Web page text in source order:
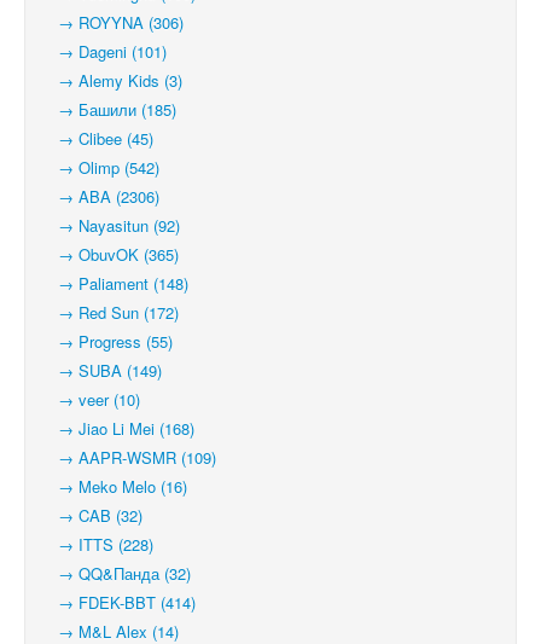
→ ROYYNA (306)
→ Dageni (101)
→ Alemy Kids (3)
→ Башили (185)
→ Clibee (45)
→ Olimp (542)
→ ABA (2306)
→ Nayasitun (92)
→ ObuvOK (365)
→ Paliament (148)
→ Red Sun (172)
→ Progress (55)
→ SUBA (149)
→ veer (10)
→ Jiao Li Mei (168)
→ AAPR-WSMR (109)
→ Meko Melo (16)
→ CAB (32)
→ ITTS (228)
→ QQ&Панда (32)
→ FDEK-BBT (414)
→ M&L Alex (14)